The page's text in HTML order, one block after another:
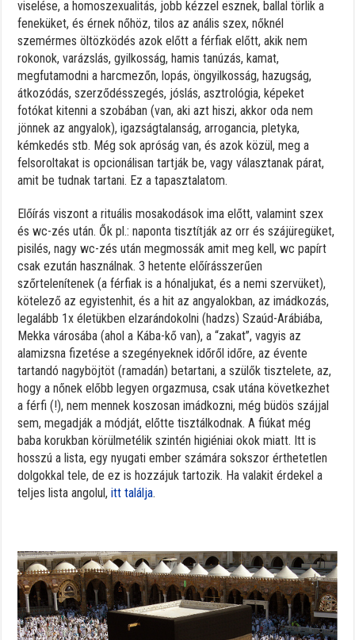
viselése, a homoszexualitás, jobb kézzel esznek, ballal törlik a
feneküket, és érnek nőhöz, tilos az anális szex, nőknél
szemérmes öltözködés azok előtt a férfiak előtt, akik nem
rokonok, varázslás, gyilkosság, hamis tanúzás, kamat,
megfutamodni a harcmezőn, lopás, öngyilkosság, hazugság,
átkozódás, szerződésszegés, jóslás, asztrológia, képeket
fotókat kitenni a szobában (van, aki azt hiszi, akkor oda nem
jönnek az angyalok), igazságtalanság, arrogancia, pletyka,
kémkedés stb. Még sok apróság van, és azok közül, meg a
felsoroltakat is opcionálisan tartják be, vagy választanak párat,
amit be tudnak tartani. Ez a tapasztalatom.
Előírás viszont a rituális mosakodások ima előtt, valamint szex
és wc-zés után. Ők pl.: naponta tisztítják az orr és szájüregüket,
pisilés, nagy wc-zés után megmossák amit meg kell, wc papírt
csak ezután használnak. 3 hetente előírásszerűen
szőrtelenítenek (a férfiak is a hónaljukat, és a nemi szervüket),
kötelező az egyistenhit, és a hit az angyalokban, az imádkozás,
legalább 1x életükben elzarándokolni (hadzs) Szaúd-Arábiába,
Mekka városába (ahol a Kába-kő van), a “zakat”, vagyis az
alamizsna fizetése a szegényeknek időről időre, az évente
tartandó nagyböjtöt (ramadán) betartani, a szülők tisztelete, az,
hogy a nőnek előbb legyen orgazmusa, csak utána következhet
a férfi (!), nem mennek koszosan imádkozni, még büdös szájjal
sem, megadják a módját, előtte tisztálkodnak. A fiúkat még
baba korukban körülmetélik szintén higiéniai okok miatt. Itt is
hosszú a lista, egy nyugati ember számára sokszor érthetetlen
dolgokkal tele, de ez is hozzájuk tartozik. Ha valakit érdekel a
teljes lista angolul,itt találja.